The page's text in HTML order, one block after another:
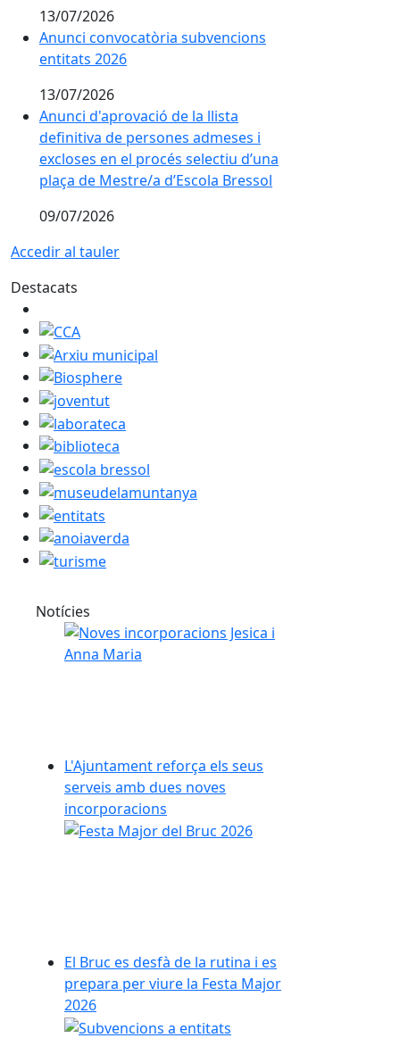
13/07/2026
Anunci convocatòria subvencions
entitats 2026
13/07/2026
Anunci d'aprovació de la llista
definitiva de persones admeses i
excloses en el procés selectiu d’una
plaça de Mestre/a d’Escola Bressol
09/07/2026
Accedir al tauler
Destacats
CCA
Arxiu municipal
Biosphere
joventut
laborateca
biblioteca
escola bressol
museudelamuntanya
entitats
anoiaverda
turisme
Notícies
L'Ajuntament reforça els seus
serveis amb dues noves
incorporacions
El Bruc es desfà de la rutina i es
prepara per viure la Festa Major
2026